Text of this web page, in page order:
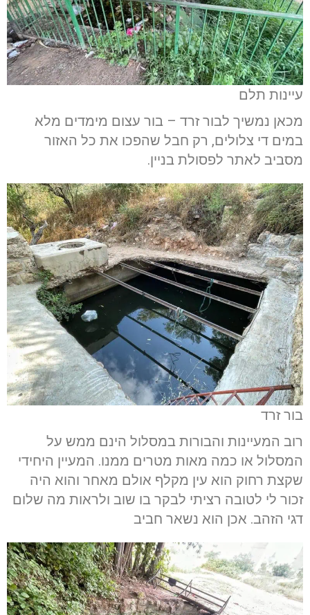
עיינות תלם
מכאן נמשיך לבור זרד – בור עצום מימדים מלא
במים די צלולים, רק חבל שהפכו את כל האזור
מסביב לאתר לפסולת בניין.
בור זרד
רוב המעיינות והבורות במסלול הינם ממש על
המסלול או כמה מאות מטרים ממנו. המעיין היחידי
שקצת רחוק הוא עין מקלף אולם מאחר והוא היה
זכור לי לטובה רציתי לבקר בו שוב ולראות מה שלום
דגי הזהב. אכן הוא נשאר חביב